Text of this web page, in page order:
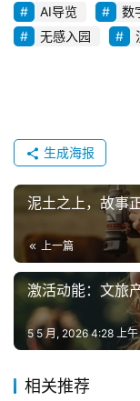
AI导览 数
无感入园
生成海报
泥土之上，故事
上一篇
激活动能：文旅
5 5 月, 2026 4:28 上午
相关推荐